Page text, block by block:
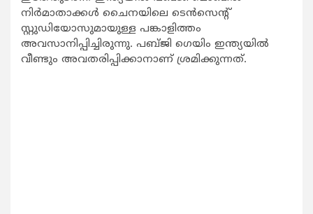
നിര്‍മാതാക്കള്‍ ചൈനയിലെ ടെന്‍സെന്റ്
സ്റ്റുഡിയോസുമായുള്ള പങ്കാളിത്തം
അവസാനിപ്പിച്ചിരുന്നു. പബ്ജി ഗെയിം ഇന്ത്യയില്‍
വീണ്ടും അവതരിപ്പിക്കാനാണ് ശ്രമിക്കുന്നത്.